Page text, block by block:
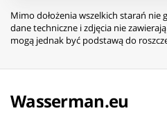
Mimo dołożenia wszelkich starań
dane techniczne i zdjęcia nie
mogą jednak być podstawą do
Wasserman.eu